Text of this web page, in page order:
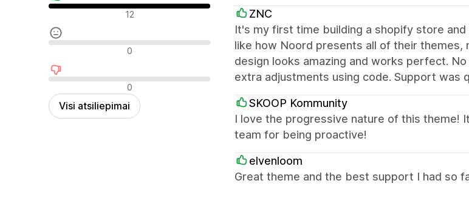
Teigiami atsiliepimai
12
Neutralūs atsiliepimai
0
Neigiami atsiliepimai
0
Visi atsiliepimai
ZNC
It's my first time building a shopify store
like how Noord presents all of their
design looks amazing and works perfect.
extra adjustments using code. Support was
SKOOP Kommunity
I love the progressive nature of this
team for being proactive!
elvenloom
Great theme and the best support I had so